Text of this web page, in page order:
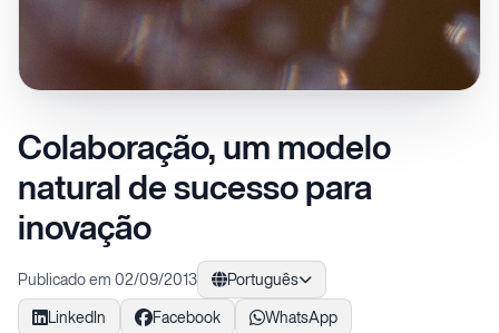
Colaboração, um modelo
natural de sucesso para
inovação
Publicado em 02/09/2013
Português
LinkedIn
Facebook WhatsApp